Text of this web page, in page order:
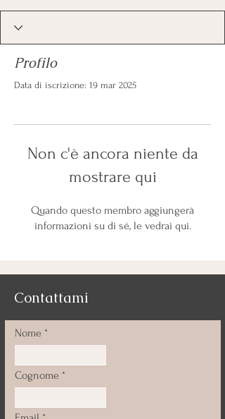
Profilo
Data di iscrizione: 19 mar 2025
Non c'è ancora niente da
mostrare qui
Quando questo membro aggiungerà
informazioni su di sé, le vedrai qui.
Contattami
Nome
Cognome